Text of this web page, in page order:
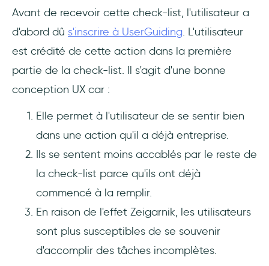
Avant de recevoir cette check-list, l'utilisateur a
d'abord dû s'inscrire à UserGuiding. L'utilisateur
est crédité de cette action dans la première
partie de la check-list. Il s'agit d'une bonne
conception UX car :
Elle permet à l'utilisateur de se sentir bien
dans une action qu'il a déjà entreprise.
Ils se sentent moins accablés par le reste de
la check-list parce qu'ils ont déjà
commencé à la remplir.
En raison de l'effet Zeigarnik, les utilisateurs
sont plus susceptibles de se souvenir
d'accomplir des tâches incomplètes.